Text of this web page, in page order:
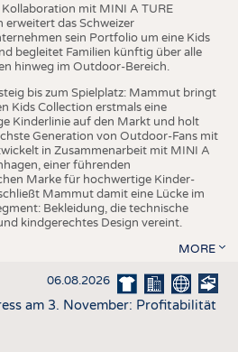
mit MINI A TURE
erweitert das Schweizer
sein Portfolio um eine Kids
begleitet Familien künftig über alle
hinweg im Outdoor-Bereich.
bis zum Spielplatz: Mammut bringt
Kids Collection erstmals eine
Kinderlinie auf den Markt und holt
Generation von Outdoor-Fans mit
in Zusammenarbeit mit MINI A
einer führenden
Marke für hochwertige Kinder-
Mammut damit eine Lücke im
Bekleidung, die technische
kindgerechtes Design vereint.
MORE
06.08.2026
am 3. November: Profitabilität